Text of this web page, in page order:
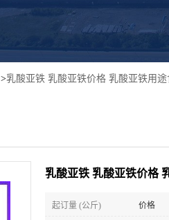
>乳酸亚铁 乳酸亚铁价格 乳酸亚铁用途
乳酸亚铁 乳酸亚铁价格
起订量 (公斤) 价格